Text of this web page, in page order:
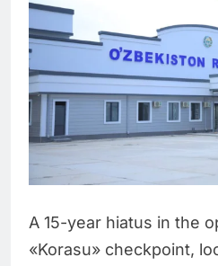
A 15-year hiatus in the
«Korasu» checkpoint,